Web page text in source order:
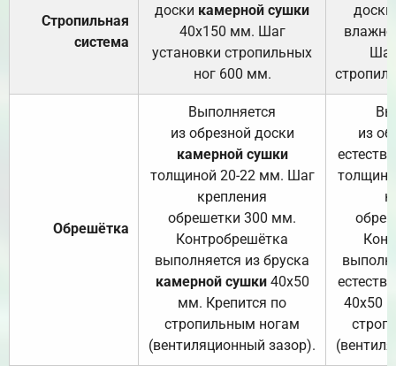
Стропильная
система
доски камерной сушки
40х150 мм. Шаг
установки стропильных
ног 600 мм.
доски
Обрешётка
Выполняется
из обрезной доски
камерной сушки
толщиной 20-22 мм. Шаг
крепления
обрешетки 300 мм.
Контробрешётка
выполняется из бруска
камерной сушки40х50
мм. Крепится по
стропильным ногам
(вентиляционный зазор).
из
40х50